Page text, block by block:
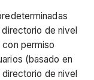
de nivel
permiso
(basado en
de nivel